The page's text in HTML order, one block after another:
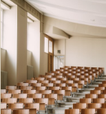
BILDUNG & LERNEN